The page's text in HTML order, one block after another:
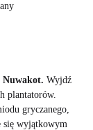
Nuwakot. Wyjdź
plantatorów.
gryczanego,
się wyjątkowym